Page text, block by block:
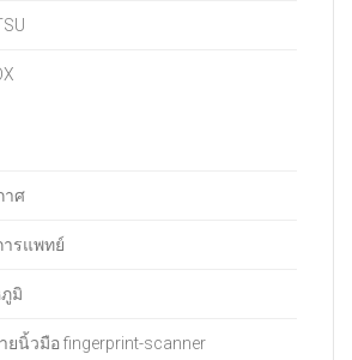
าศ
ารแพทย์
มิ
ยนิ้วมือ fingerprint-scanner